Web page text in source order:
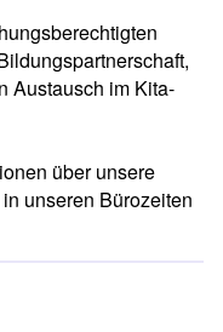
Austausch im Kita-
über unsere
unseren Bürozeiten